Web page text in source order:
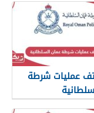
عمليات شرطة